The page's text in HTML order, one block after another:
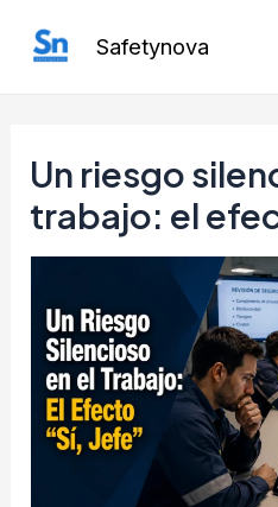
Safetynova
Un riesgo
trabajo: el